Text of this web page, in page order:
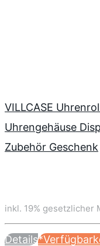
VILLCASE
Uhrengehäuse
Zubehör Geschenk
inkl. 19% gesetzlicher
Details